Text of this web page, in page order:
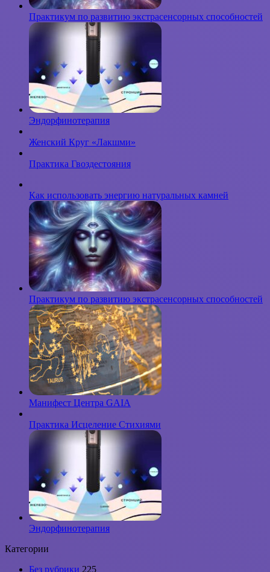
Практикум по развитию экстрасенсорных способностей
Эндорфинотерапия
Женский Круг «Лакшми»
Практика Гвоздестояния
Как использовать энергию натуральных камней
Практикум по развитию экстрасенсорных способностей
Манифест Центра GAIA
Практика Исцеление Стихиями
Эндорфинотерапия
Категории
Без рубрики 225